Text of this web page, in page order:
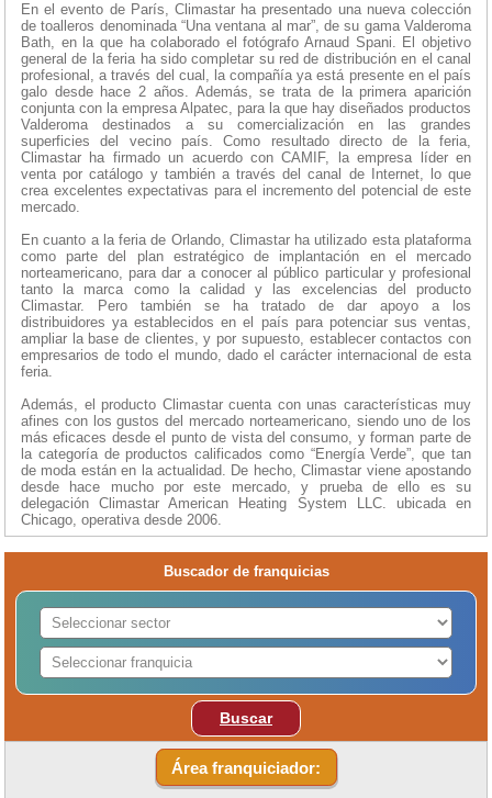
En el evento de París, Climastar ha presentado una nueva colección
de toalleros denominada “Una ventana al mar”, de su gama Valderoma
Bath, en la que ha colaborado el fotógrafo Arnaud Spani. El objetivo
general de la feria ha sido completar su red de distribución en el canal
profesional, a través del cual, la compañía ya está presente en el país
galo desde hace 2 años. Además, se trata de la primera aparición
conjunta con la empresa Alpatec, para la que hay diseñados productos
Valderoma destinados a su comercialización en las grandes
superficies del vecino país. Como resultado directo de la feria,
Climastar ha firmado un acuerdo con CAMIF, la empresa líder en
venta por catálogo y también a través del canal de Internet, lo que
crea excelentes expectativas para el incremento del potencial de este
mercado.
En cuanto a la feria de Orlando, Climastar ha utilizado esta plataforma
como parte del plan estratégico de implantación en el mercado
norteamericano, para dar a conocer al público particular y profesional
tanto la marca como la calidad y las excelencias del producto
Climastar. Pero también se ha tratado de dar apoyo a los
distribuidores ya establecidos en el país para potenciar sus ventas,
ampliar la base de clientes, y por supuesto, establecer contactos con
empresarios de todo el mundo, dado el carácter internacional de esta
feria.
Además, el producto Climastar cuenta con unas características muy
afines con los gustos del mercado norteamericano, siendo uno de los
más eficaces desde el punto de vista del consumo, y forman parte de
la categoría de productos calificados como “Energía Verde”, que tan
de moda están en la actualidad. De hecho, Climastar viene apostando
desde hace mucho por este mercado, y prueba de ello es su
delegación Climastar American Heating System LLC. ubicada en
Chicago, operativa desde 2006.
Buscador de franquicias
Buscar
Área franquiciador: